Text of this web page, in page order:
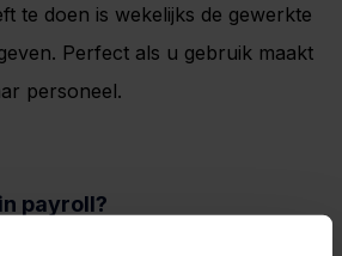
te doen is wekelijks de gewerkte
Perfect als u gebruik maakt
personeel.
payroll?
Payrollplaats is